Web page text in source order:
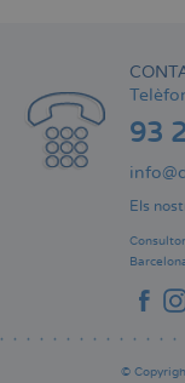
93
Els
©